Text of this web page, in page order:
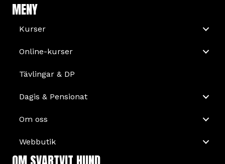
MENY
Kurser
Online-kurser
Tävlingar & DP
Dagis & Pensionat
Om oss
Webbutik